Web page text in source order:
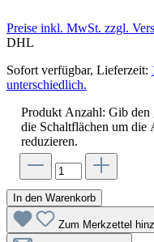
Preise inkl. MwSt. zzgl.
DHL
Sofort verfügbar, Lieferzeit:
unterschiedlich.
Produkt Anzahl: Gib den
die Schaltflächen um die
reduzieren.
In den Warenkorb
Zum Merkzettel